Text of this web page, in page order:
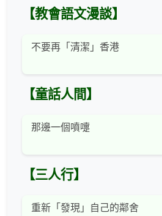
【教會語文漫談】
不要再「清潔」香港
【童話人間】
那邊一個噴嚏
【三人行】
重新「發現」自己的鄰舍